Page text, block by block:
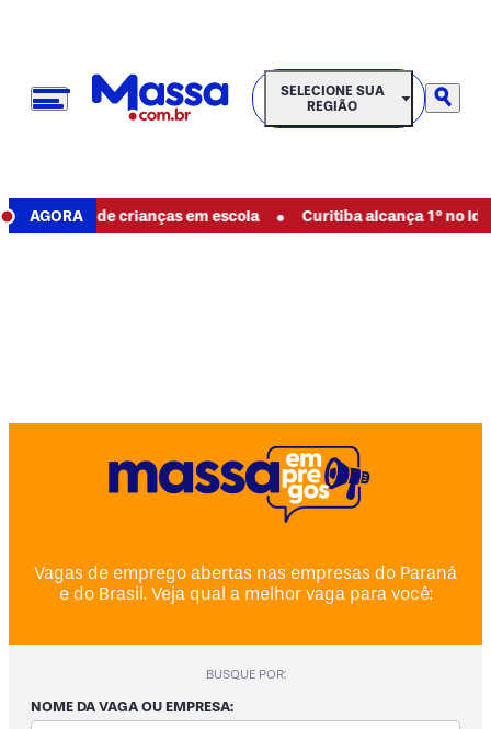
SELECIONE SUA REGIÃO
SELECIONE SUA
REGIÃO
AGORAde crianças em escola • Curitiba alcança 1º no Ideb e
Vagas de emprego abertas nas empresas do Paraná
e do Brasil. Veja qual a melhor vaga para você:
BUSQUE POR:
NOME DA VAGA OU EMPRESA: